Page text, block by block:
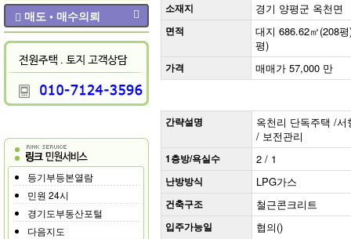
매도 • 매수의뢰
등기부등본열람
민원 24시
경기도부동산포털
다음지도
소재지 경기 양평군 옥천면
면적
대지 686.62㎡(208
평)
가격 매매가 57,000 만
간략설명
옥천리 단독주택 /
/ 보전관리
1층방/욕실수 2 / 1
난방방식 LPG가스
건축구조 철근콘크리트
입주가능일 협의()